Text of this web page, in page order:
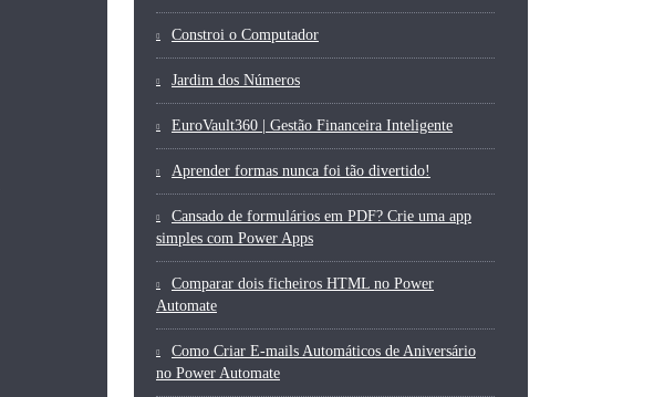
Constroi o Computador
Jardim dos Números
EuroVault360 | Gestão Financeira Inteligente
Aprender formas nunca foi tão divertido!
Cansado de formulários em PDF? Crie uma app
simples com Power Apps
Comparar dois ficheiros HTML no Power
Automate
Como Criar E-mails Automáticos de Aniversário
no Power Automate